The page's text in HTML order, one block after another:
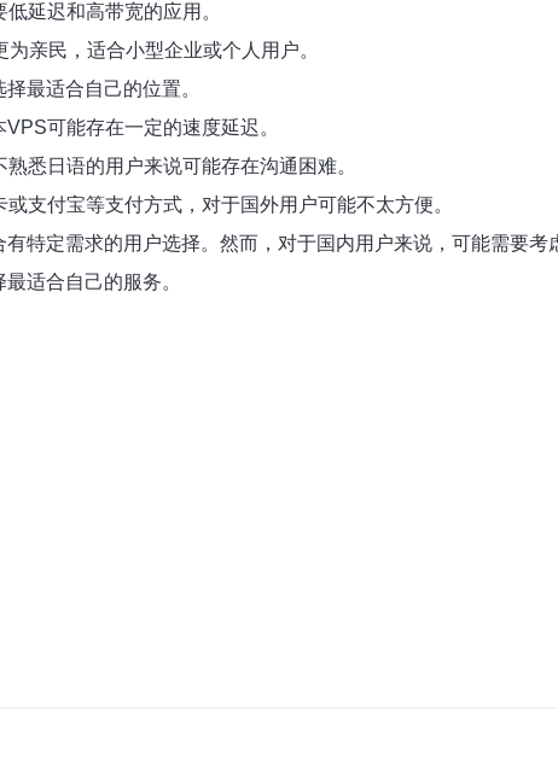
延迟和高带宽的应用。
亲民，适合小型企业或个人用户。
最适合自己的位置。
可能存在一定的速度延迟。
悉日语的用户来说可能存在沟通困难。
支付宝等支付方式，对于国外用户可能不太方便。
特定需求的用户选择。然而，对于国内用户来说，可能需要
适合自己的服务。